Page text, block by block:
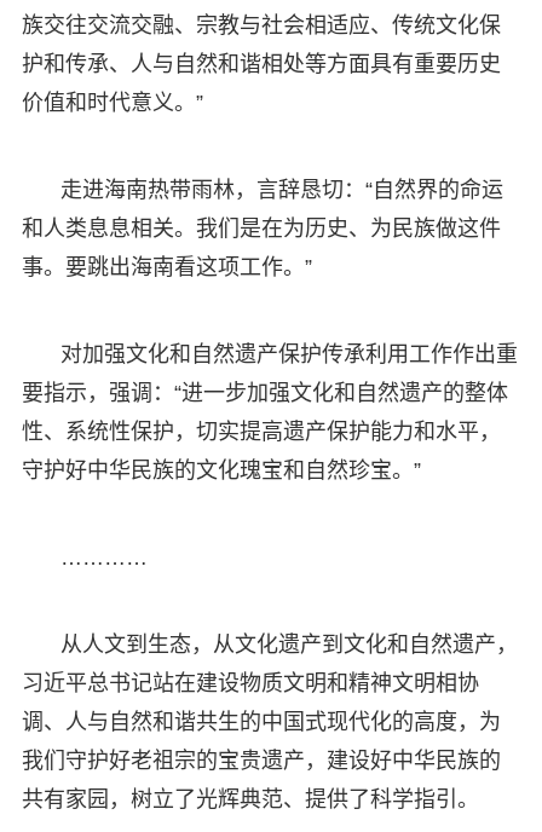
族交往交流交融、宗教与社会相适应、传统文化保
护和传承、人与自然和谐相处等方面具有重要历史
价值和时代意义。”
走进海南热带雨林，言辞恳切：“自然界的命运
和人类息息相关。我们是在为历史、为民族做这件
事。要跳出海南看这项工作。”
对加强文化和自然遗产保护传承利用工作作出重
要指示，强调：“进一步加强文化和自然遗产的整体
性、系统性保护，切实提高遗产保护能力和水平，
守护好中华民族的文化瑰宝和自然珍宝。”
…………
从人文到生态，从文化遗产到文化和自然遗产，
习近平总书记站在建设物质文明和精神文明相协
调、人与自然和谐共生的中国式现代化的高度，为
我们守护好老祖宗的宝贵遗产，建设好中华民族的
共有家园，树立了光辉典范、提供了科学指引。